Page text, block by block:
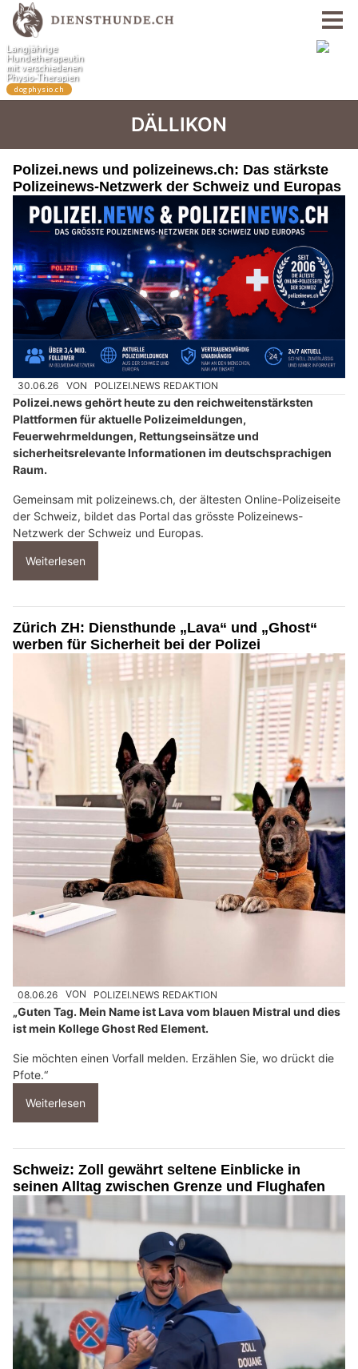
DÄLLIKON
Polizei.news und polizeinews.ch: Das stärkste
Polizeinews-Netzwerk der Schweiz und Europas
30.06.26 VON POLIZEI.NEWS REDAKTION
Polizei.news gehört heute zu den reichweitenstärksten
Plattformen für aktuelle Polizeimeldungen,
Feuerwehrmeldungen, Rettungseinsätze und
sicherheitsrelevante Informationen im deutschsprachigen
Raum.
Gemeinsam mit polizeinews.ch, der ältesten Online-Polizeiseite
der Schweiz, bildet das Portal das grösste Polizeinews-
Netzwerk der Schweiz und Europas.
Weiterlesen
Zürich ZH: Diensthunde „Lava“ und „Ghost“
werben für Sicherheit bei der Polizei
08.06.26 VON POLIZEI.NEWS REDAKTION
„Guten Tag. Mein Name ist Lava vom blauen Mistral und dies
ist mein Kollege Ghost Red Element.
Sie möchten einen Vorfall melden. Erzählen Sie, wo drückt die
Pfote.“
Weiterlesen
Schweiz: Zoll gewährt seltene Einblicke in
seinen Alltag zwischen Grenze und Flughafen